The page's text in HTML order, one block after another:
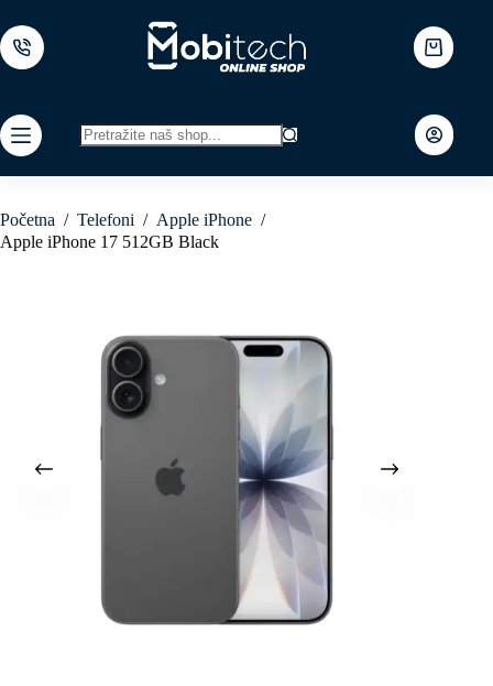
to
content
Shopping
cart
results
Početna / Telefoni / Apple iPhone /
Apple iPhone 17 512GB Black